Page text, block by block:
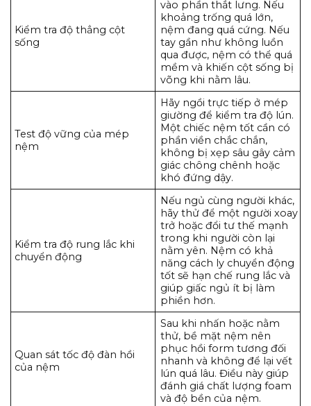
Kiểm tra độ thẳng cột
sống
vào phần thắt lưng. Nếu
khoảng trống quá lớn,
nệm đang quá cứng. Nếu
tay gần như không luồn
qua được, nệm có thể quá
mềm và khiến cột sống bị
võng khi nằm lâu.
Test độ vững của mép
nệm
Hãy ngồi trực tiếp ở mép
giường để kiểm tra độ lún.
Một chiếc nệm tốt cần có
phần viền chắc chắn,
không bị xẹp sâu gây cảm
giác chông chênh hoặc
khó đứng dậy.
Kiểm tra độ rung lắc khi
chuyển động
Nếu ngủ cùng người khác,
hãy thử để một người xoay
trở hoặc đổi tư thế mạnh
trong khi người còn lại
nằm yên. Nệm có khả
năng cách ly chuyển động
tốt sẽ hạn chế rung lắc và
giúp giấc ngủ ít bị làm
phiền hơn.
Quan sát tốc độ đàn hồi
của nệm
Sau khi nhấn hoặc nằm
thử, bề mặt nệm nên
phục hồi form tương đối
nhanh và không để lại vết
lún quá lâu. Điều này giúp
đánh giá chất lượng foam
và độ bền của nệm.